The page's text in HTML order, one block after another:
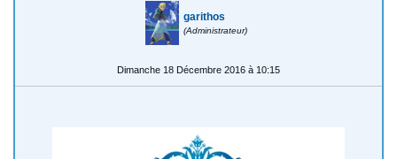
garithos
(Administrateur)
Dimanche 18 Décembre 2016 à 10:15